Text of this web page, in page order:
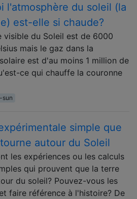
l'atmosphère du soleil (la
est-elle si chaude?
visible du Soleil est de 6000
mais le gaz dans la
est d'au moins 1 million de
ce qui chauffe la couronne
sun
simple que
autour du Soleil
les expériences ou les calculs
qui prouvent que la terre
du soleil? Pouvez-vous les
faire référence à l'histoire? De